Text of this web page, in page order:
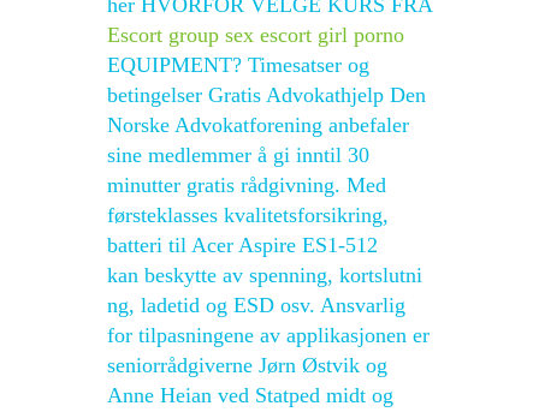
her HVORFOR VELGE KURS FRA
Escort group sex escort girl porno
EQUIPMENT? Timesatser og
betingelser Gratis Advokathjelp Den
Norske Advokatforening anbefaler
sine medlemmer å gi inntil 30
minutter gratis rådgivning. Med
førsteklasses kvalitetsforsikring,
batteri til Acer Aspire ES1-512
kan beskytte av spenning, kortslutni
ng, ladetid og ESD osv. Ansvarlig
for tilpasningene av applikasjonen er
seniorrådgiverne Jørn Østvik og
Anne Heian ved Statped midt og